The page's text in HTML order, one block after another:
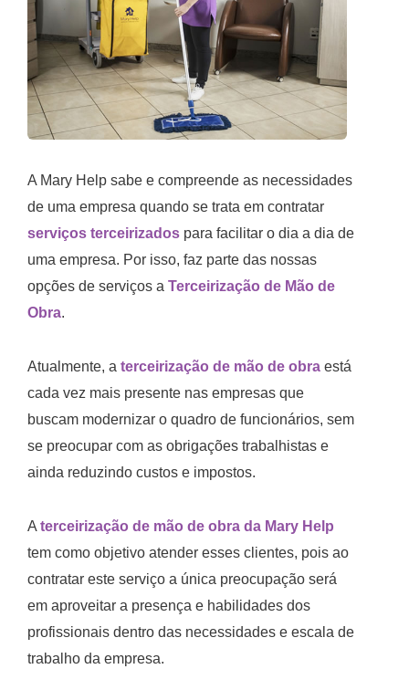
A Mary Help sabe e compreende as necessidades
de uma empresa quando se trata em contratar
serviços terceirizados para facilitar o dia a dia de
uma empresa. Por isso, faz parte das nossas
opções de serviços a Terceirização de Mão de
Obra.
Atualmente, a terceirização de mão de obra está
cada vez mais presente nas empresas que
buscam modernizar o quadro de funcionários, sem
se preocupar com as obrigações trabalhistas e
ainda reduzindo custos e impostos.
A terceirização de mão de obra da Mary Help
tem como objetivo atender esses clientes, pois ao
contratar este serviço a única preocupação será
em aproveitar a presença e habilidades dos
profissionais dentro das necessidades e escala de
trabalho da empresa.